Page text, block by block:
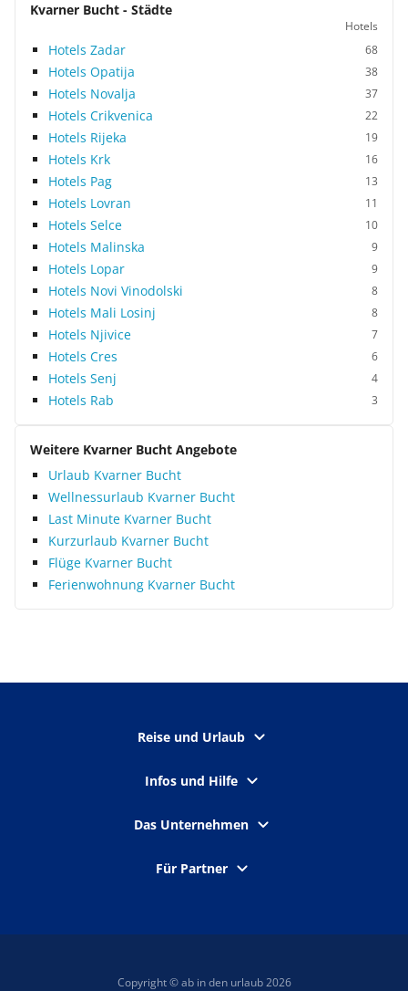
Kvarner Bucht - Städte
Hotels
Hotels Zadar 68
Hotels Opatija 38
Hotels Novalja 37
Hotels Crikvenica 22
Hotels Rijeka 19
Hotels Krk 16
Hotels Pag 13
Hotels Lovran 11
Hotels Selce 10
Hotels Malinska 9
Hotels Lopar 9
Hotels Novi Vinodolski 8
Hotels Mali Losinj 8
Hotels Njivice 7
Hotels Cres 6
Hotels Senj 4
Hotels Rab 3
Weitere Kvarner Bucht Angebote
Urlaub Kvarner Bucht
Wellnessurlaub Kvarner Bucht
Last Minute Kvarner Bucht
Kurzurlaub Kvarner Bucht
Flüge Kvarner Bucht
Ferienwohnung Kvarner Bucht
Reise und Urlaub
Infos und Hilfe
Das Unternehmen
Für Partner
Copyright © ab in den urlaub 2026